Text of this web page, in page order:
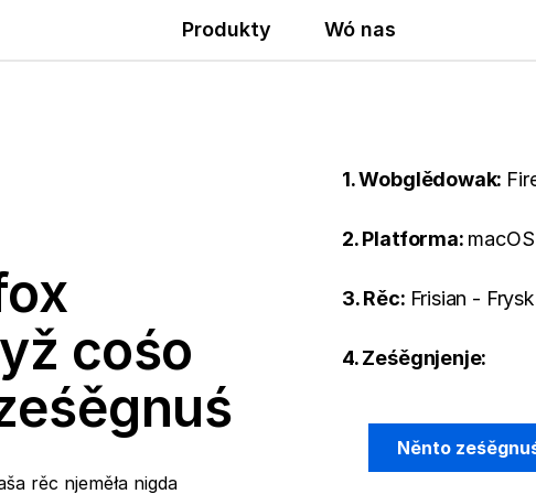
Produkty Wó nas
cośo
rěc njeměła nigda
1. Wobglědowak:
2. Platforma: macOS
3. Rěc: Frisian - Frysk
4. Ześěgnjenje:
Něnto